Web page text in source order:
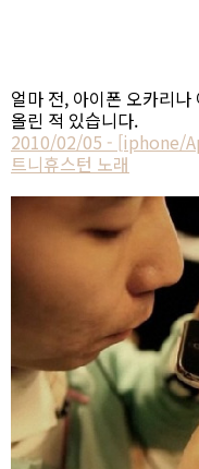
얼마 전, 아이폰 오카리
올린 적 있습니다.
2010/02/05 - [iphone/
트니휴스턴 노래